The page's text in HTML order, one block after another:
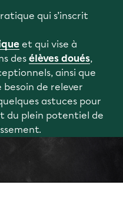
qui s’inscrit
et qui vise à
des élèves doués,
ainsi que
de relever
astuces pour
du plein potentiel de